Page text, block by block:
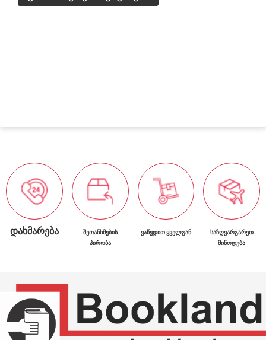
ᲓᲐᲮᲛᲐᲠᲔᲑᲐ
ᲨᲔᲗᲐᲜᲮᲛᲔᲑᲘᲡ
ᲞᲘᲠᲝᲑᲐ
ᲕᲐᲬᲕᲓᲘᲗ ᲧᲕᲔᲚᲒᲐᲜ
ᲡᲐᲖᲦᲕᲐᲠᲒᲐᲠᲔᲗ
ᲛᲘᲬᲝᲓᲔᲑᲐ